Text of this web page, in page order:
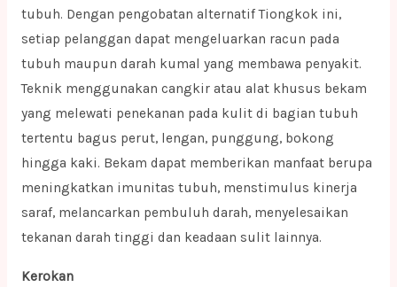
tubuh. Dengan pengobatan alternatif Tiongkok ini,
setiap pelanggan dapat mengeluarkan racun pada
tubuh maupun darah kumal yang membawa penyakit.
Teknik menggunakan cangkir atau alat khusus bekam
yang melewati penekanan pada kulit di bagian tubuh
tertentu bagus perut, lengan, punggung, bokong
hingga kaki. Bekam dapat memberikan manfaat berupa
meningkatkan imunitas tubuh, menstimulus kinerja
saraf, melancarkan pembuluh darah, menyelesaikan
tekanan darah tinggi dan keadaan sulit lainnya.
Kerokan